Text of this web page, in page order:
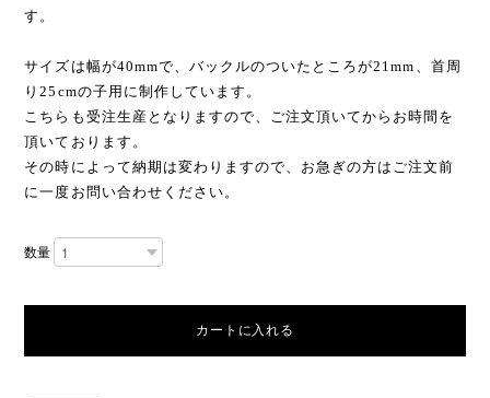
す。
サイズは幅が40mmで、バックルのついたところが21mm、首周
り25cmの子用に制作しています。
こちらも受注生産となりますので、ご注文頂いてからお時間を
頂いております。
その時によって納期は変わりますので、お急ぎの方はご注文前
に一度お問い合わせください。
数量